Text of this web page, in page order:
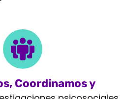
Coordinamos y